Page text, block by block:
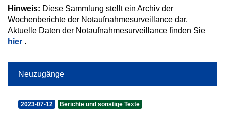
Hinweis: Diese Sammlung stellt ein Archiv der
Wochenberichte der Notaufnahmesurveillance dar.
Aktuelle Daten der Notaufnahmesurveillance finden Sie
hier .
Neuzugänge
2023-07-12 Berichte und sonstige Texte